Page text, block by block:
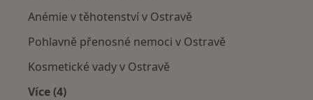
Anémie v těhotenství v Ostravě
Pohlavně přenosné nemoci v Ostravě
Kosmetické vady v Ostravě
Více (4)